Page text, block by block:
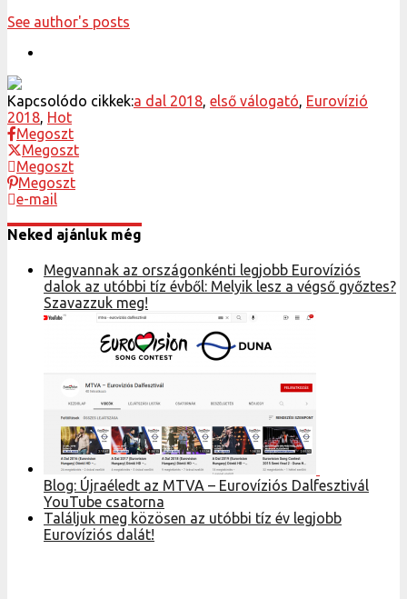
See author's posts
Kapcsolódo cikkek:a dal 2018 első válogató Eurovízió
2018 Hot
Megoszt
Megoszt
Megoszt
Megoszt
e-mail
Neked ajánluk még
Megvannak az országonkénti legjobb Eurovíziós
dalok az utóbbi tíz évből: Melyik lesz a végső győztes?
Szavazzuk meg!
Blog: Újraéledt az MTVA – Eurovíziós Dalfesztivál
YouTube csatorna
Találjuk meg közösen az utóbbi tíz év legjobb
Eurovíziós dalát!